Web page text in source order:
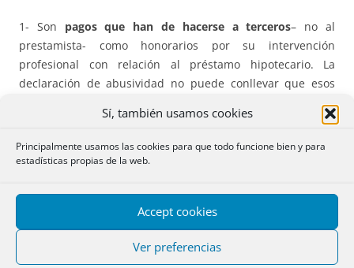
Sí, también usamos cookies
Principalmente usamos las cookies para que todo funcione bien y para
estadísticas propias de la web.
Accept cookies
Ver preferencias
1- Son pagos que han de hacerse a terceros– no al
prestamista- como honorarios por su intervención
profesional con relación al préstamo hipotecario. La
declaración de abusividad no puede conllevar que esos
terceros (notarios, gestores, registradores) dejen de
percibir lo que por ley les corresponde.
2- El pago de esas cantidades debe correr a cargo de la
parte a la quecorrespondiera según la normativa vigente
A- Arancel notarial.
La intervención notarial interesa a ambas partes, por